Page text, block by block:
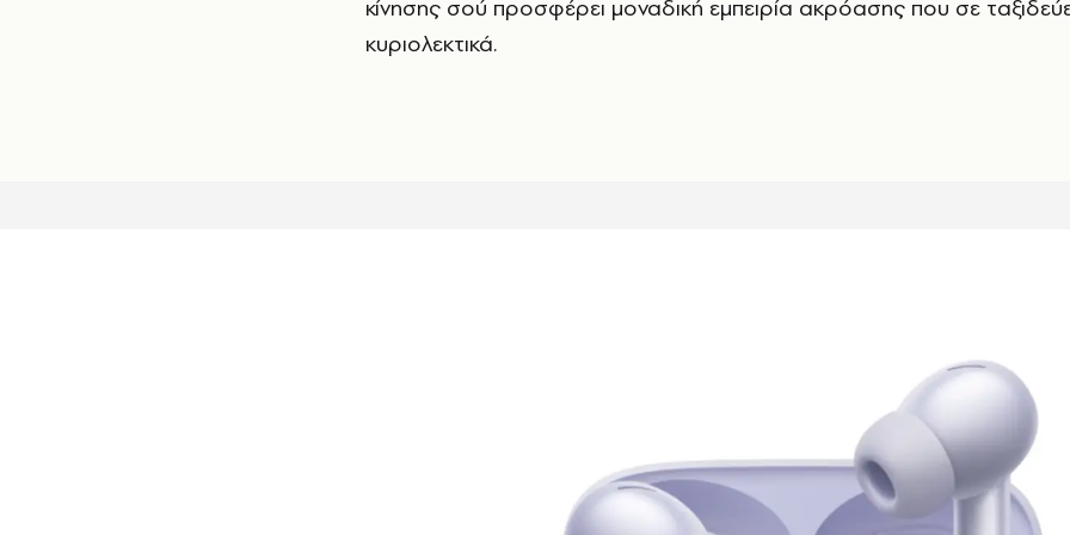
κίνησης σού προσφέρει μοναδική εμπειρία ακρόασης που σε
κυριολεκτικά.